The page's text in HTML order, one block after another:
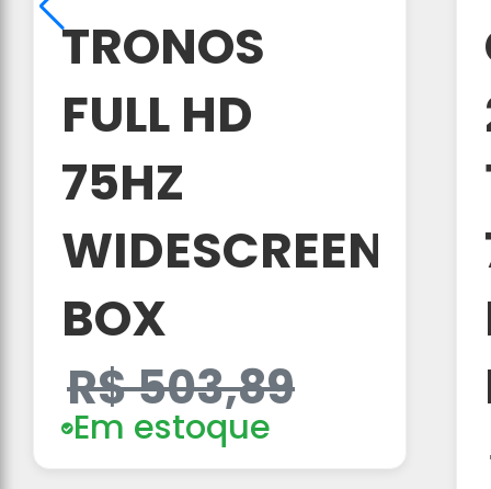
TRONOS
FULL HD
75HZ
WIDESCREEN
BOX
R$ 503,89
Em estoque